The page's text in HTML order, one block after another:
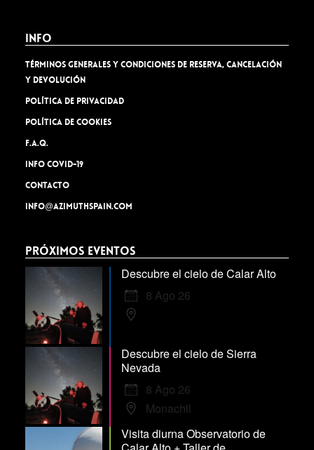
Info
TÉRMINOS GENERALES Y CONDICIONES DE RESERVA, CANCELACIÓN
Y DEVOLUCIÓN
Política de privacidad
Política de cookies
F.A.Q.
INFO COVID-19
Contacto
info@azimuthspain.com
Próximos Eventos
Descubre el cielo de Calar Alto
8 Ago 26
Descubre el cielo de Sierra
Nevada
8 Ago 26
Monachil
Visita diurna Observatorio de